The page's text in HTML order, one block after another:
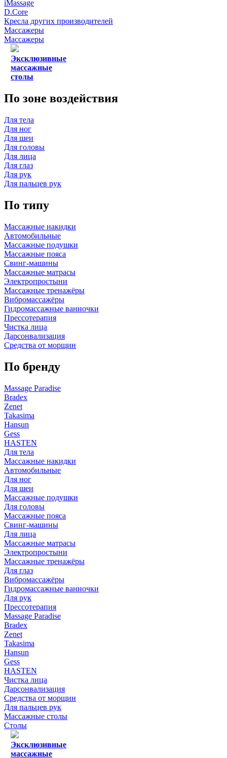
iMassage
D.Core
Кресла других производителей
Массажеры
Массажеры
Эксклюзивные
массажные
столы
По зоне воздействия
Для тела
Для ног
Для шеи
Для головы
Для лица
Для глаз
Для рук
Для пальцев рук
По типу
Массажные накидки
Автомобильные
Массажные подушки
Массажные пояса
Свинг-машины
Массажные матрасы
Электропростыни
Массажные тренажёры
Вибромассажёры
Гидромассажные ванночки
Прессотерапия
Чистка лица
Дарсонвализация
Средства от морщин
По бренду
Massage Paradise
Bradex
Zenet
Takasima
Hansun
Gess
HASTEN
Для тела
Массажные накидки
Автомобильные
Для ног
Для шеи
Массажные подушки
Для головы
Массажные пояса
Свинг-машины
Для лица
Массажные матрасы
Электропростыни
Массажные тренажёры
Для глаз
Вибромассажёры
Гидромассажные ванночки
Для рук
Прессотерапия
Massage Paradise
Bradex
Zenet
Takasima
Hansun
Gess
HASTEN
Чистка лица
Дарсонвализация
Средства от морщин
Для пальцев рук
Массажные столы
Столы
Эксклюзивные
массажные